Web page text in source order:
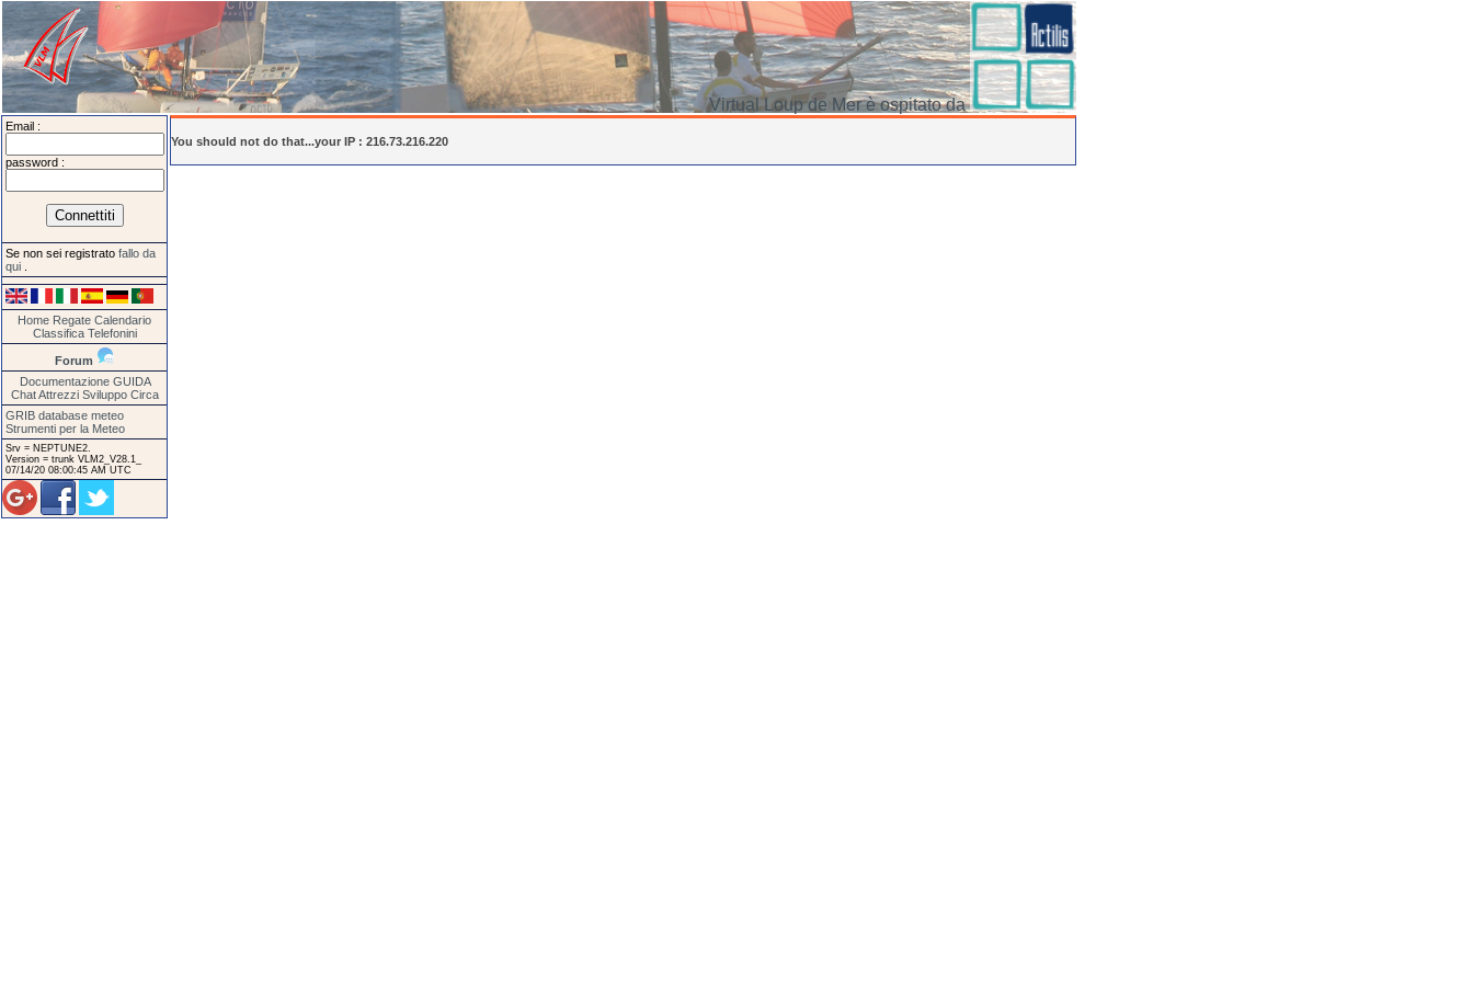
Virtual Loup de Mer è ospitato da
Email :
password :
Se non sei registrato fallo da
qui
Home Regate Calendario
Classifica Telefonini
Forum
Documentazione GUIDA
Chat Attrezzi Sviluppo Circa
GRIB database meteo
Strumenti per la Meteo
Srv = NEPTUNE2.
Version = trunk VLM2_V28.1_
07/14/20 08:00:45 AM UTC
You should not do that...your IP : 216.73.216.220